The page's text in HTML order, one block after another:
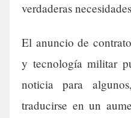
verdaderas
El anuncio de
y tecnología militar
noticia para
traducirse en un